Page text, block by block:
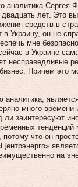
аналитика
лет. Это
средств в
Украину, он не
мне
в Украине
несправедливые
Причем это
много времени
ли заинтересуют
потому что он
на